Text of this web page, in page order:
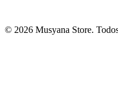
© 2026 Musyana Store.